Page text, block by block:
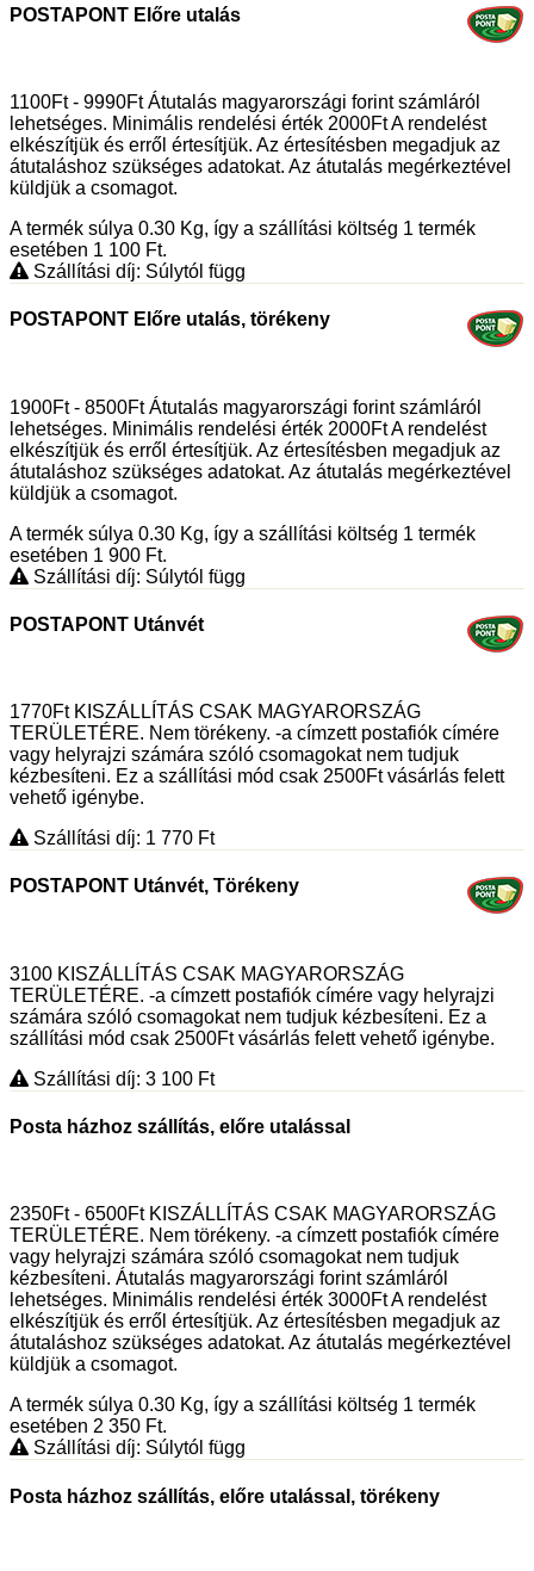
POSTAPONT Előre utalás
1100Ft - 9990Ft Átutalás magyarországi forint számláról
lehetséges. Minimális rendelési érték 2000Ft A rendelést
elkészítjük és erről értesítjük. Az értesítésben megadjuk az
átutaláshoz szükséges adatokat. Az átutalás megérkeztével
küldjük a csomagot.
A termék súlya 0.30 Kg, így a szállítási költség 1 termék
esetében 1 100 Ft.
Szállítási díj: Súlytól függ
POSTAPONT Előre utalás, törékeny
1900Ft - 8500Ft Átutalás magyarországi forint számláról
lehetséges. Minimális rendelési érték 2000Ft A rendelést
elkészítjük és erről értesítjük. Az értesítésben megadjuk az
átutaláshoz szükséges adatokat. Az átutalás megérkeztével
küldjük a csomagot.
A termék súlya 0.30 Kg, így a szállítási költség 1 termék
esetében 1 900 Ft.
Szállítási díj: Súlytól függ
POSTAPONT Utánvét
1770Ft KISZÁLLÍTÁS CSAK MAGYARORSZÁG
TERÜLETÉRE. Nem törékeny. -a címzett postafiók címére
vagy helyrajzi számára szóló csomagokat nem tudjuk
kézbesíteni. Ez a szállítási mód csak 2500Ft vásárlás felett
vehető igénybe.
Szállítási díj: 1 770 Ft
POSTAPONT Utánvét, Törékeny
3100 KISZÁLLÍTÁS CSAK MAGYARORSZÁG
TERÜLETÉRE. -a címzett postafiók címére vagy helyrajzi
számára szóló csomagokat nem tudjuk kézbesíteni. Ez a
szállítási mód csak 2500Ft vásárlás felett vehető igénybe.
Szállítási díj: 3 100 Ft
Posta házhoz szállítás, előre utalással
2350Ft - 6500Ft KISZÁLLÍTÁS CSAK MAGYARORSZÁG
TERÜLETÉRE. Nem törékeny. -a címzett postafiók címére
vagy helyrajzi számára szóló csomagokat nem tudjuk
kézbesíteni. Átutalás magyarországi forint számláról
lehetséges. Minimális rendelési érték 3000Ft A rendelést
elkészítjük és erről értesítjük. Az értesítésben megadjuk az
átutaláshoz szükséges adatokat. Az átutalás megérkeztével
küldjük a csomagot.
A termék súlya 0.30 Kg, így a szállítási költség 1 termék
esetében 2 350 Ft.
Szállítási díj: Súlytól függ
Posta házhoz szállítás, előre utalással, törékeny